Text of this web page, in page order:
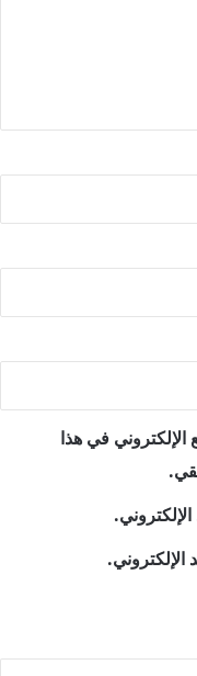
في هذا
الإلكتروني.